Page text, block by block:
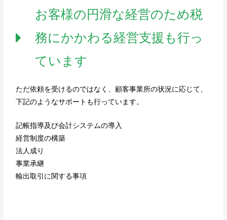
お客様の円滑な経営のため税
務にかかわる経営支援も行っ
ています
ただ依頼を受けるのではなく、顧客事業所の状況に応じて、
下記のようなサポートも行っています。
記帳指導及び会計システムの導入
経営制度の構築
法人成り
事業承継
輸出取引に関する事項